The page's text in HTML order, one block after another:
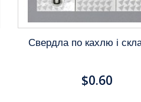
Свердла по кахлю і
$0.60